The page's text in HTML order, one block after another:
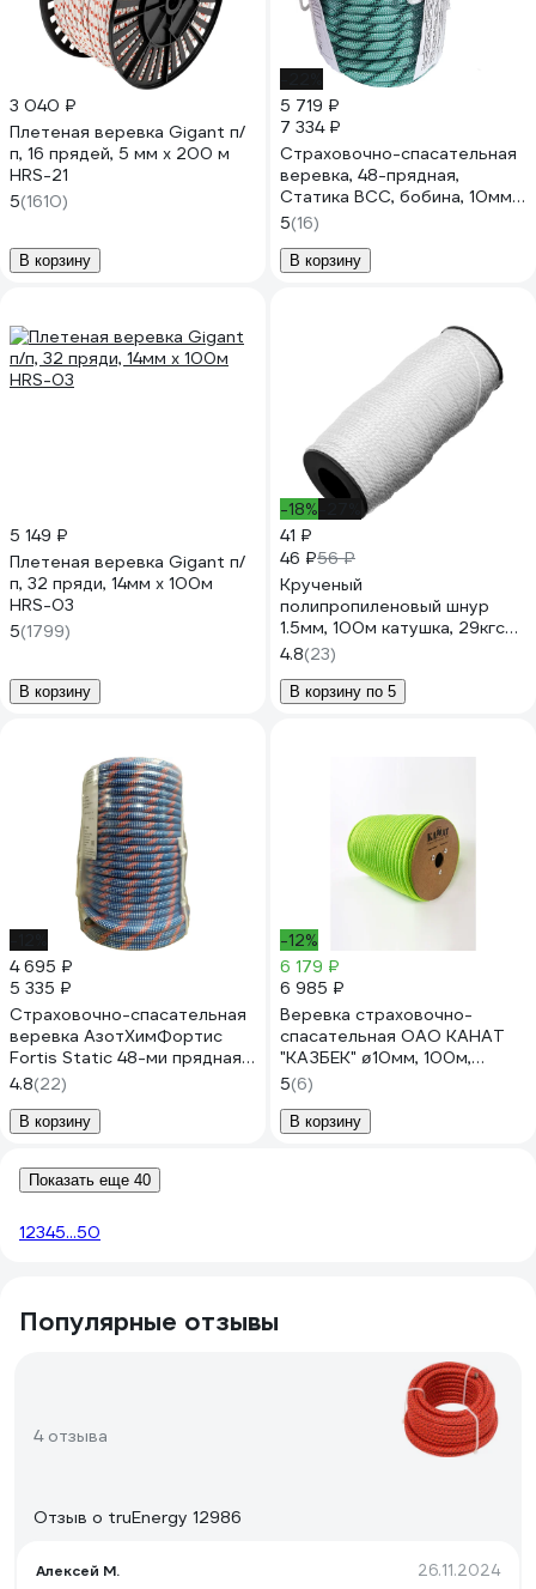
3 040 ₽
Плетеная веревка Gigant п/
п, 16 прядей, 5 мм х 200 м
HRS-21
5(1610)
В корзину
5 719 ₽
7 334 ₽
Страховочно-спасательная
веревка, 48-прядная,
Статика ВСС, бобина, 10мм х
100м АзотХимФортис
00082
5(16)
В корзину
5 149 ₽
Плетеная веревка Gigant п/
п, 32 пряди, 14мм х 100м
HRS-03
5(1799)
В корзину
-18%
41 ₽
46 ₽56 ₽
Крученый
полипропиленовый шнур
1.5мм, 100м катушка, 29кгс
СИБРТЕХ Россия 93961
4.8(23)
В корзину по 5
4 695 ₽
5 335 ₽
Страховочно-спасательная
веревка АзотХимФортис
Fortis Static 48-ми прядная,
10 мм, 50 м 144ВСС
4.8(22)
В корзину
-12%
6 179 ₽
6 985 ₽
Веревка страховочно-
спасательная ОАО КАНАТ
"КАЗБЕК" ø10мм, 100м,
цветная, оплётка из
некручёных нитей,
статическая с сердечником
5(6)
В корзину
Показать еще 40
12345...50
Популярные отзывы
4 отзыва
Отзыв о truEnergy 12986
Алексей М. 26.11.2024